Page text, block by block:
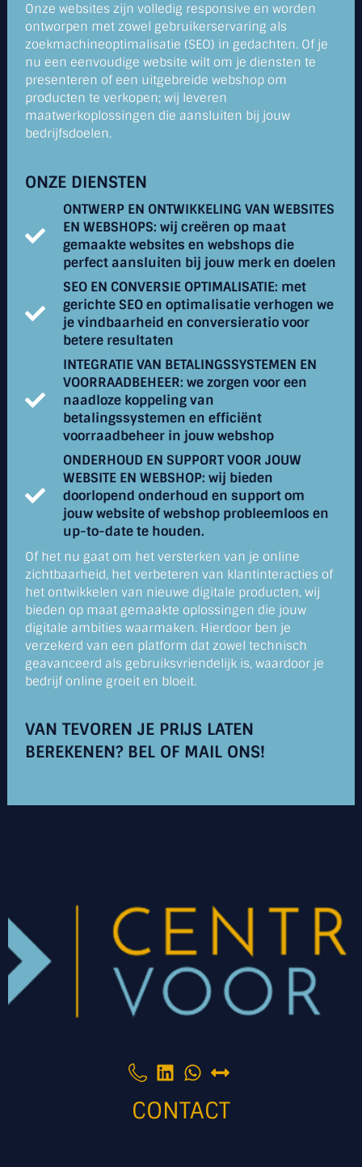
Onze websites zijn volledig responsive en worden
ontworpen met zowel gebruikerservaring als
zoekmachineoptimalisatie (SEO) in gedachten. Of je
nu een eenvoudige website wilt om je diensten te
presenteren of een uitgebreide webshop om
producten te verkopen; wij leveren
maatwerkoplossingen die aansluiten bij jouw
bedrijfsdoelen.
ONZE DIENSTEN
ONTWERP EN ONTWIKKELING VAN WEBSITES
EN WEBSHOPS: wij creëren op maat
gemaakte websites en webshops die
perfect aansluiten bij jouw merk en doelen
SEO EN CONVERSIE OPTIMALISATIE: met
gerichte SEO en optimalisatie verhogen we
je vindbaarheid en conversieratio voor
betere resultaten
INTEGRATIE VAN BETALINGSSYSTEMEN EN
VOORRAADBEHEER: we zorgen voor een
naadloze koppeling van
betalingssystemen en efficiënt
voorraadbeheer in jouw webshop
ONDERHOUD EN SUPPORT VOOR JOUW
WEBSITE EN WEBSHOP: wij bieden
doorlopend onderhoud en support om
jouw website of webshop probleemloos en
up-to-date te houden.
Of het nu gaat om het versterken van je online
zichtbaarheid, het verbeteren van klantinteracties of
het ontwikkelen van nieuwe digitale producten, wij
bieden op maat gemaakte oplossingen die jouw
digitale ambities waarmaken. Hierdoor ben je
verzekerd van een platform dat zowel technisch
geavanceerd als gebruiksvriendelijk is, waardoor je
bedrijf online groeit en bloeit.
VAN TEVOREN JE PRIJS LATEN
BEREKENEN? BEL OF MAIL ONS!
CONTACT